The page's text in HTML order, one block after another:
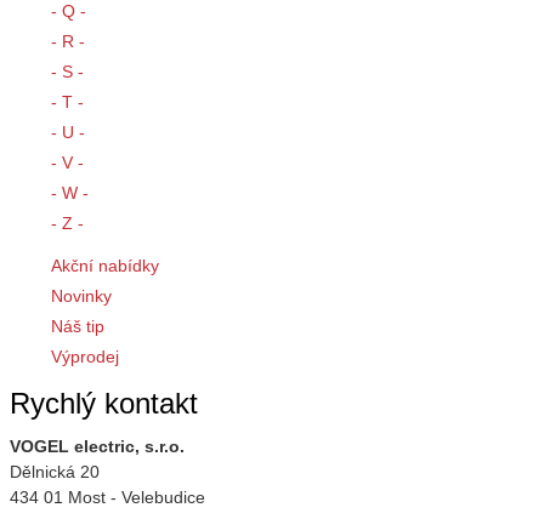
- Q -
- R -
- S -
- T -
- U -
- V -
- W -
- Z -
Akční nabídky
Novinky
Náš tip
Výprodej
Rychlý kontakt
VOGEL electric, s.r.o.
Dělnická 20
434 01 Most - Velebudice